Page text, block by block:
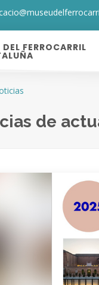
FERROCARRIL
de